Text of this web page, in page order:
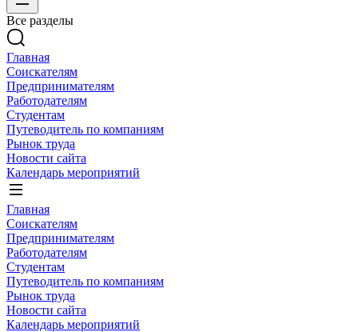
Все разделы
Главная
Соискателям
Предпринимателям
Работодателям
Студентам
Путеводитель по компаниям
Рынок труда
Новости сайта
Календарь мероприятий
Главная
Соискателям
Предпринимателям
Работодателям
Студентам
Путеводитель по компаниям
Рынок труда
Новости сайта
Календарь мероприятий